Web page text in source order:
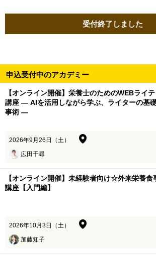
受付終了しました
申込受付中のアカデミー
【オンライン開催】栄養士のためのWEBライ
講座 ― AIを活用しながら学ぶ、ライターの基
事術 ―
2026年9月26日（土）
広田千尋
【オンライン開催】未経験者向け☆外来栄養食
講座【入門編】
2026年10月3日（土）
加藤知子